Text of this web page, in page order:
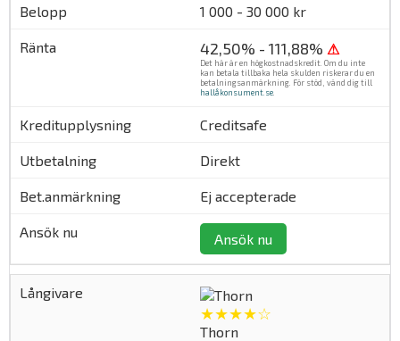
1 000 - 30 000 kr
42,50% - 111,88% ⚠
Det här är en högkostnadskredit. Om du inte
kan betala tillbaka hela skulden riskerar du en
betalningsanmärkning. För stöd, vänd dig till
hallåkonsument.se.
Creditsafe
Direkt
Ej accepterade
Ansök nu
★★★★☆
Thorn